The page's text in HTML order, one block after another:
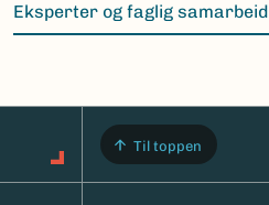
Eksperter og faglig samarbeid
Til toppen